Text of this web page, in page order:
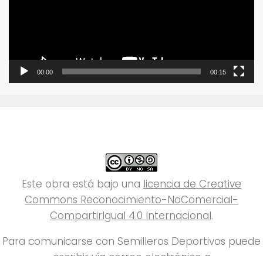
00:00 00:15
Este obra está bajo una licencia de Creative
Commons Reconocimiento-NoComercial-
CompartirIgual 4.0 Internacional.
Para comunicarse con Semilleros Deportivos puede